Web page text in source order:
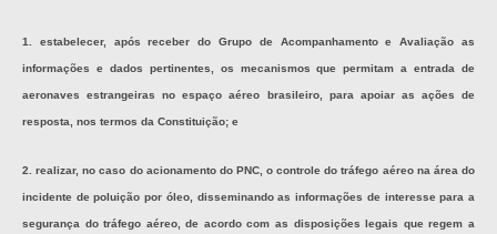
1. estabelecer, após receber do Grupo de Acompanhamento e Avaliação as
informações e dados pertinentes, os mecanismos que permitam a entrada de
aeronaves estrangeiras no espaço aéreo brasileiro, para apoiar as ações de
resposta, nos termos da Constituição; e
2. realizar, no caso do acionamento do PNC, o controle do tráfego aéreo na área do
incidente de poluição por óleo, disseminando as informações de interesse para a
segurança do tráfego aéreo, de acordo com as disposições legais que regem a